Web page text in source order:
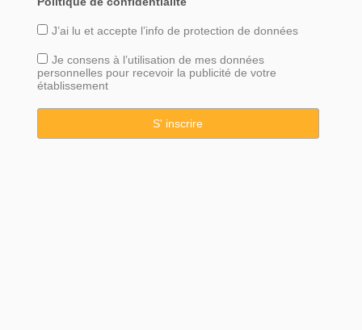
J’ai lu et accepte l’info de protection de données
Je consens à l’utilisation de mes données
personnelles pour recevoir la publicité de votre
établissement